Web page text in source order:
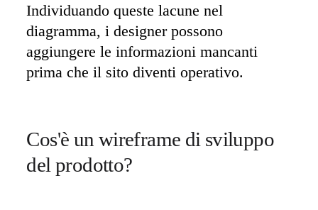
Individuando queste lacune nel
diagramma, i designer possono
aggiungere le informazioni mancanti
prima che il sito diventi operativo.
Cos'è un wireframe di sviluppo
del prodotto?